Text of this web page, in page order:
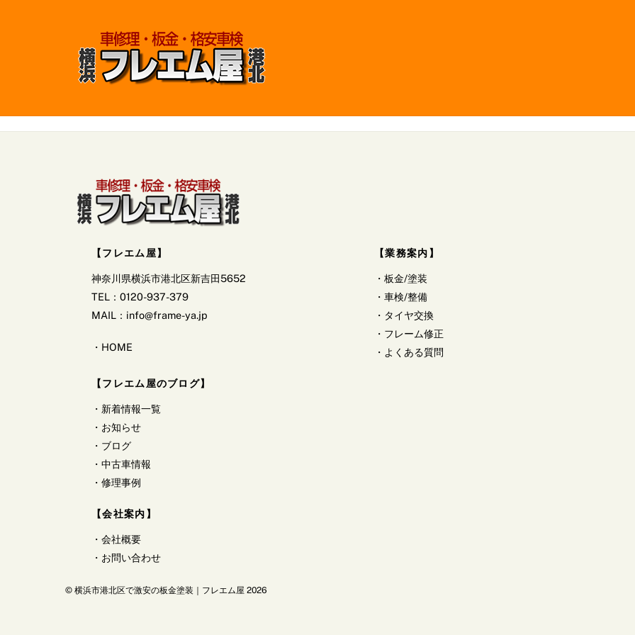
【フレエム屋】
神奈川県横浜市港北区新吉田5652
TEL：0120-937-379
MAIL：info@frame-ya.jp
・ HOME
【業務案内】
・板金/塗装
・車検/整備
・ タイヤ交換
・ フレーム修正
・ よくある質問
【フレエム屋のブログ】
・ 新着情報一覧
・ お知らせ
・ ブログ
・中古車情報
・修理事例
【会社案内】
・会社概要
・ お問い合わせ
© 横浜市港北区で激安の板金塗装｜フレエム屋 2026